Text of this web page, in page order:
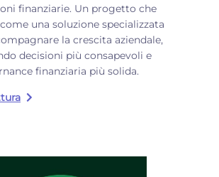
finanziarie. Un progetto che
una soluzione specializzata
la crescita aziendale,
decisioni più consapevoli e
finanziaria più solida.